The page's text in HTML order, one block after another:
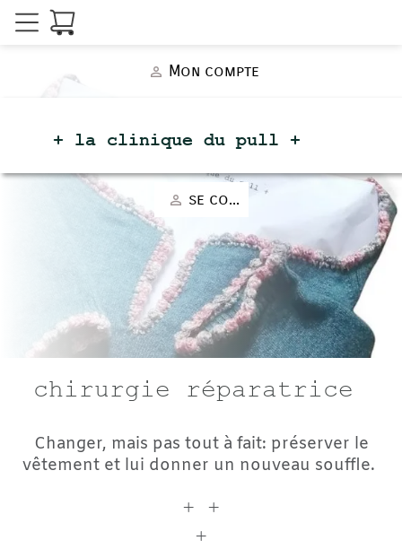
person_outline Mon compte
+ la clinique dupull +
person_outline se connecter
chirurgie réparatrice
Changer, mais pas tout à fait: préserver le
vêtement et lui donner un nouveau souffle.
+ +
+